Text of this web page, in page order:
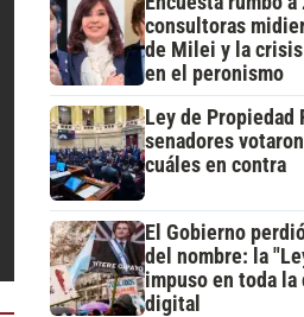
consultoras
de Milei y la
en el peronismo
Ley de Propiedad
senadores
cuáles en contra
El Gobierno
del nombre: la
impuso en toda la
digital